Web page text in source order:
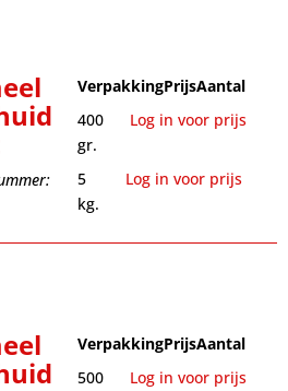
VerpakkingPrijsAantal
400
gr.
Log in voor prijs
5
kg.
Log in voor prijs
VerpakkingPrijsAantal
500
Log in voor prijs